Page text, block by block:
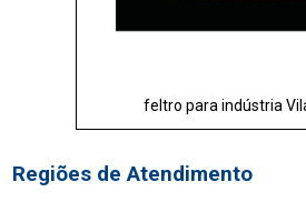
feltro para indústria
Regiões de Atendimento